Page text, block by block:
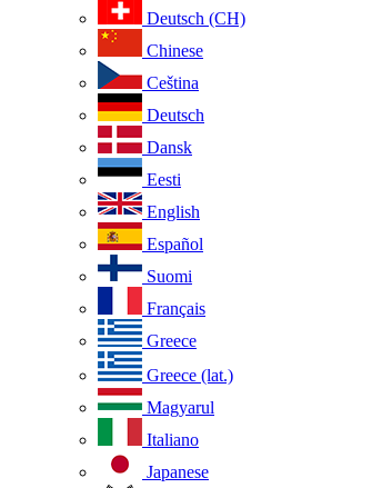
Deutsch (CH)
Chinese
Ceština
Deutsch
Dansk
Eesti
English
Español
Suomi
Français
Greece
Greece (lat.)
Magyarul
Italiano
Japanese